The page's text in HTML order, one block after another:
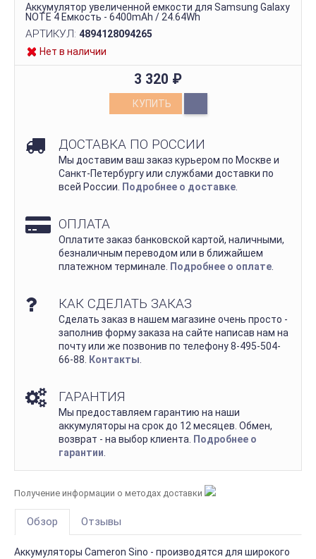
Аккумулятор увеличенной емкости для Samsung Galaxy
NOTE 4 Емкость - 6400mAh / 24.64Wh
АРТИКУЛ: 4894128094265
Нет в наличии
3 320 ₽
КУПИТЬ
ДОСТАВКА ПО РОССИИ
Мы доставим ваш заказ курьером по Москве и
Санкт-Петербургу или службами доставки по
всей России.
Подробнее о доставке
ОПЛАТА
Оплатите заказ банковской картой, наличными,
безналичным переводом или в ближайшем
платежном терминале.
Подробнее о оплате
КАК СДЕЛАТЬ ЗАКАЗ
Сделать заказ в нашем магазине очень просто -
заполнив форму заказа на сайте написав нам на
почту или же позвонив по телефону 8-495-504-
66-88.
Контакты
ГАРАНТИЯ
Мы предоставляем гарантию на наши
аккумуляторы на срок до 12 месяцев. Обмен,
возврат - на выбор клиента.
Подробнее о
гарантии
Получение информации о методах доставки
Обзор Отзывы
Аккумуляторы Cameron Sino - производятся для широкого